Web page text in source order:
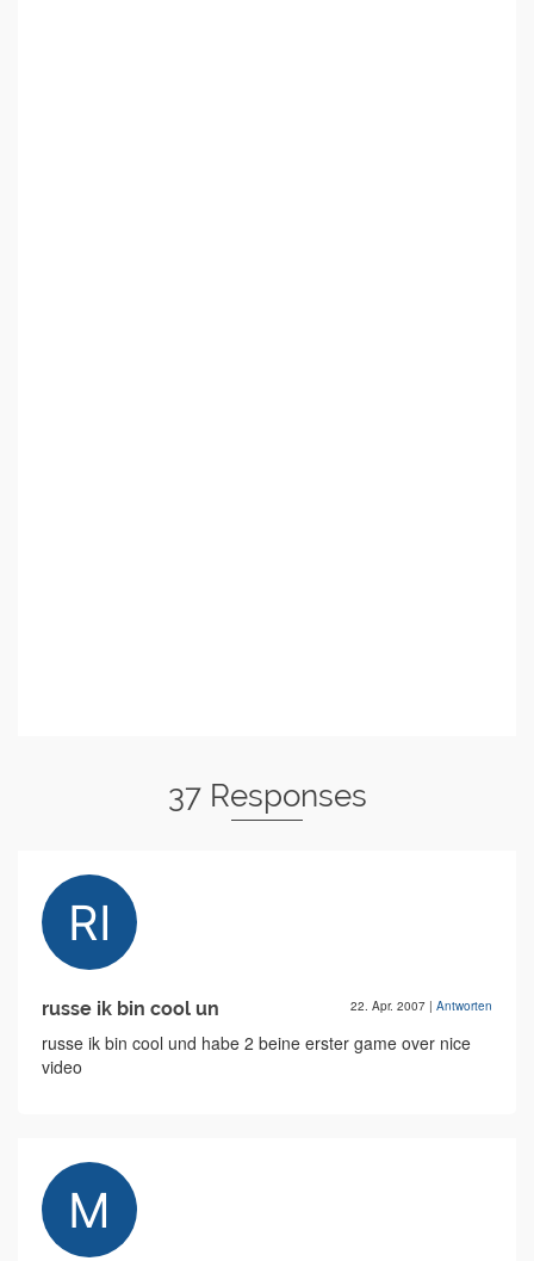
37 Responses
russe ik bin cool un 22. Apr. 2007 | Antworten
russe ik bin cool und habe 2 beine erster game over nice
video